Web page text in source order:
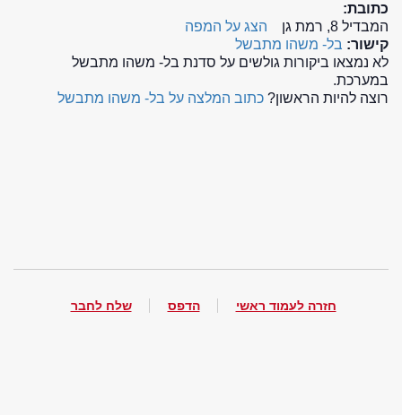
כתובת:
המבדיל 8, רמת גן
הצג על המפה
קישור: בל- משהו מתבשל
לא נמצאו ביקורות גולשים על סדנת בל- משהו מתבשל
במערכת.
רוצה להיות הראשון? כתוב המלצה על בל- משהו מתבשל
חזרה לעמוד ראשי הדפס שלח לחבר